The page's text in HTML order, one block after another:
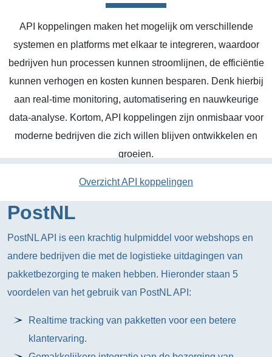
API koppelingen maken het mogelijk om verschillende
systemen en platforms met elkaar te integreren, waardoor
bedrijven hun processen kunnen stroomlijnen, de efficiëntie
kunnen verhogen en kosten kunnen besparen. Denk hierbij
aan real-time monitoring, automatisering en nauwkeurige
data-analyse. Kortom, API koppelingen zijn onmisbaar voor
moderne bedrijven die zich willen blijven ontwikkelen en
groeien.
Overzicht API koppelingen
PostNL
PostNL API is een krachtig hulpmiddel voor webshops en
andere bedrijven die met de logistieke uitdagingen van
pakketbezorging te maken hebben. Hieronder staan 5
voordelen van het gebruik van PostNL API:
Realtime tracking van pakketten voor een betere
klantervaring.